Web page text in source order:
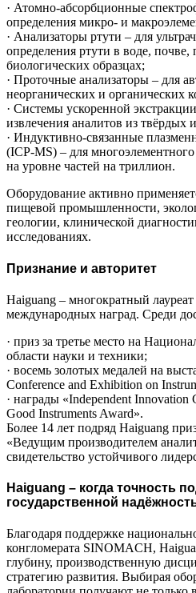
· Атомно-абсорбционные
определения микро- и
· Анализаторы ртути – для
определения ртути в воде,
биологических образцах;
· Проточные анализаторы – для
неорганических и органических
· Системы ускоренной
извлечения аналитов из твёрдых
· Индуктивно-связанные
(ICP-MS) – для
на уровне частей на триллион.
Оборудование активно
пищевой промышленности,
геологии, клинической
исследованиях.
Признание и авторитет
Haiguang – многократный
международных наград. Среди
· приз за третье место на
области науки и техники;
· восемь золотых медалей на
Conference and Exhibition on
· награды «Independent
Good Instruments Award».
Более 14 лет подряд Haiguang
«Ведущим производителем
свидетельство устойчивого
Haiguang – когда точность
государственной
Благодаря поддержке
конгломерата SINOMACH,
глубину, производственную
стратегию развития. Выбирая